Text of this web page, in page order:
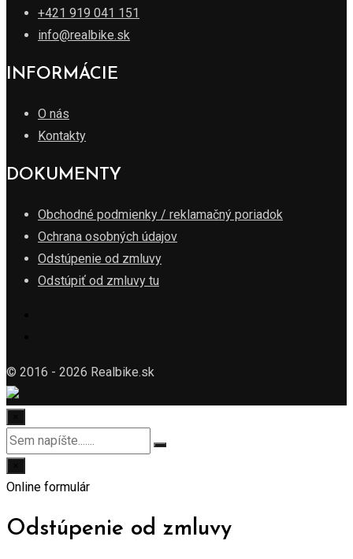
+421 919 041 151
info@realbike.sk
INFORMÁCIE
O nás
Kontakty
DOKUMENTY
Obchodné podmienky / reklamačný poriadok
Ochrana osobných údajov
Odstúpenie od zmluvy
Odstúpiť od zmluvy tu
© 2016 - 2026 Realbike.sk
Online formulár
Odstúpenie od zmluvy